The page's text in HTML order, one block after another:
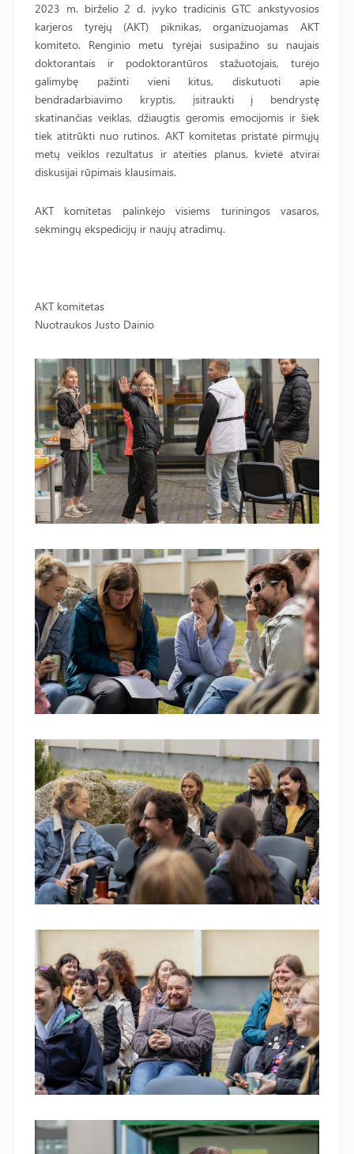
2023 m. birželio 2 d. įvyko tradicinis GTC ankstyvosios
karjeros tyrėjų (AKT) piknikas, organizuojamas AKT
komiteto. Renginio metu tyrėjai susipažino su naujais
doktorantais ir podoktorantūros stažuotojais, turėjo
galimybę pažinti vieni kitus, diskutuoti apie
bendradarbiavimo kryptis, įsitraukti į bendrystę
skatinančias veiklas, džiaugtis geromis emocijomis ir šiek
tiek atitrūkti nuo rutinos. AKT komitetas pristatė pirmųjų
metų veiklos rezultatus ir ateities planus, kvietė atvirai
diskusijai rūpimais klausimais.
AKT komitetas palinkėjo visiems turiningos vasaros,
sėkmingų ekspedicijų ir naujų atradimų.
AKT komitetas
Nuotraukos Justo Dainio